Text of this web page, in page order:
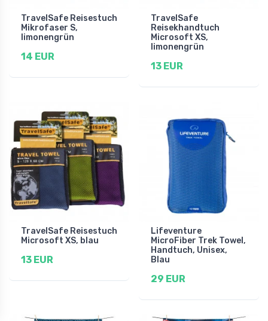
TravelSafe Reisestuch
Mikrofaser S,
limonengrün
14 EUR
TravelSafe
Reisekhandtuch
Microsoft XS,
limonengrün
13 EUR
TravelSafe Reisestuch
Microsoft XS, blau
13 EUR
Lifeventure
MicroFiber Trek Towel,
Handtuch, Unisex,
Blau
29 EUR